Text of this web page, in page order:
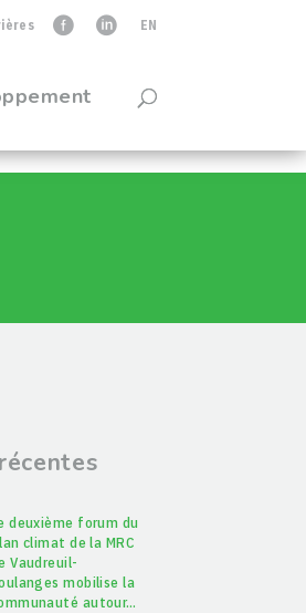
faceblinkedIn EN
deuxième forum du
climat de la MRC
Vaudreuil-
mobilise la
autour…